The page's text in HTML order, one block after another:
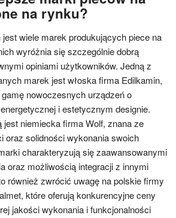
na rynku?
wiele marek produkujących piece na
wyróżnia się szczególnie dobrą
opiniami użytkowników. Jedną z
marek jest włoska firma Edilkamin,
nowoczesnych urządzeń o
i estetycznym designie.
jest niemiecka firma Wolf, znana ze
oraz solidności wykonania swoich
charakteryzują się zaawansowanymi
oraz możliwością integracji z innymi
również zwrócić uwagę na polskie firmy
które oferują konkurencyjne ceny
jakości wykonania i funkcjonalności